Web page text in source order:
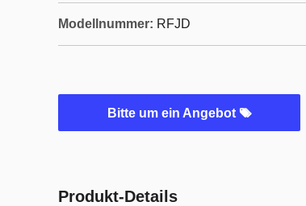
Modellnummer: RFJD
Bitte um ein Angebot
Produkt-Details